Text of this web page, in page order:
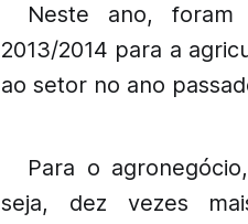
Neste ano, foram
2013/2014 para a
ao setor no ano
Para o
seja, dez vezes